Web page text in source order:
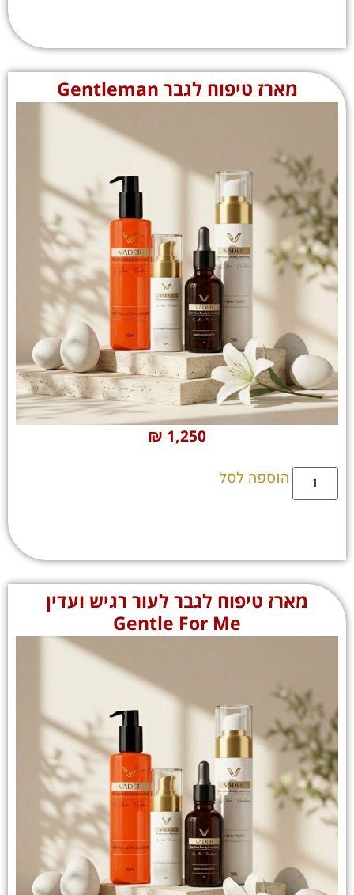
מארז טיפוח לגבר Gentleman
₪ 1,250
הוספה לסל
מארז טיפוח לגבר לעור רגיש ועדין
Gentle For Me